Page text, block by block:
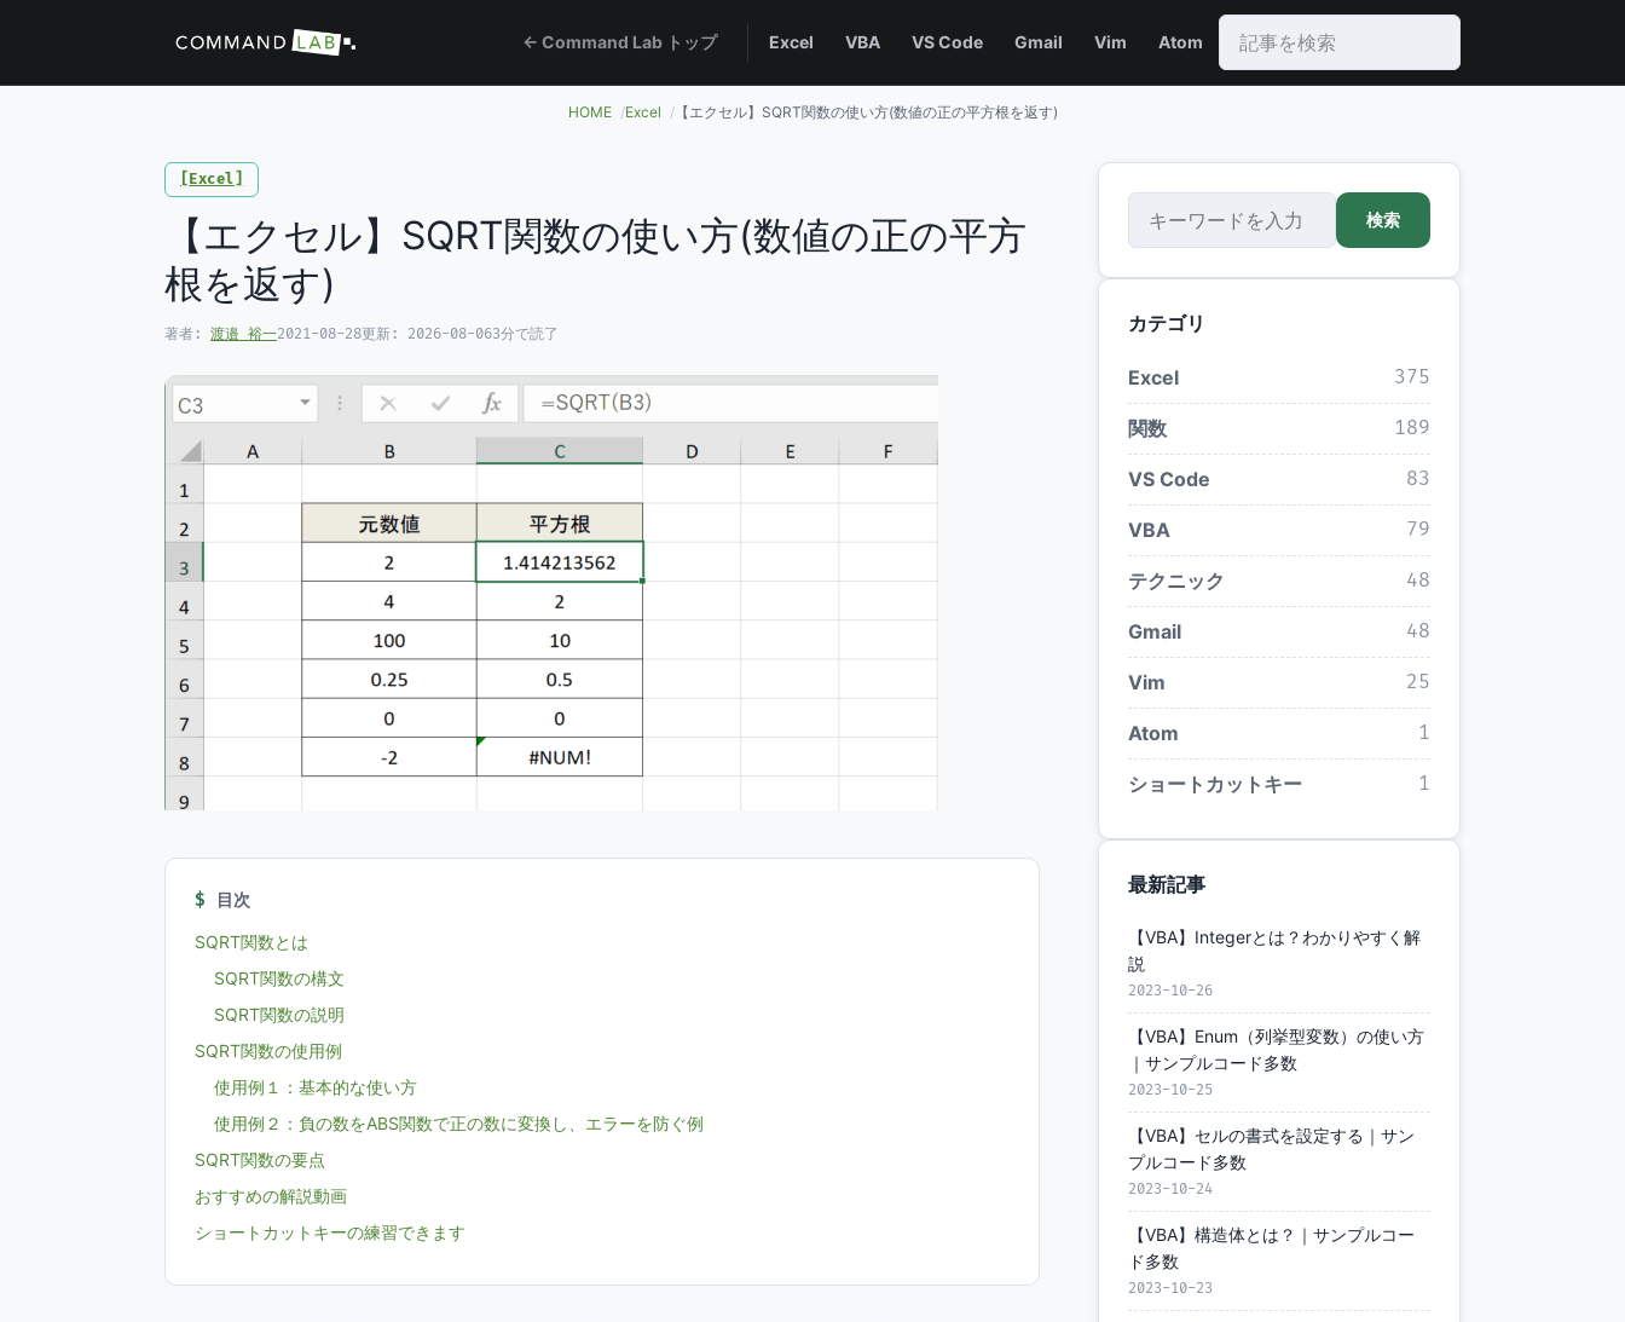
← Command Lab トップ Excel VBA VS Code Gmail Vim Atom
HOME Excel 【エクセル】SQRT関数の使い方(数値の正の平方根を返す)
Excel
【エクセル】SQRT関数の使い方(数値の正の平方
根を返す)
著者: 渡邉 裕一2021-08-28更新: 2026-08-063分で読了
目次
SQRT関数とは
SQRT関数の構文
SQRT関数の説明
SQRT関数の使用例
使用例１：基本的な使い方
使用例２：負の数をABS関数で正の数に変換し、エラーを防ぐ例
SQRT関数の要点
おすすめの解説動画
ショートカットキーの練習できます
検索
カテゴリ
Excel 375
関数 189
VS Code 83
VBA 79
テクニック 48
Gmail 48
Vim 25
Atom 1
ショートカットキー 1
最新記事
【VBA】Integerとは？わかりやすく解
説
2023-10-26
【VBA】Enum（列挙型変数）の使い方
｜サンプルコード多数
2023-10-25
【VBA】セルの書式を設定する｜サン
プルコード多数
2023-10-24
【VBA】構造体とは？｜サンプルコー
ド多数
2023-10-23